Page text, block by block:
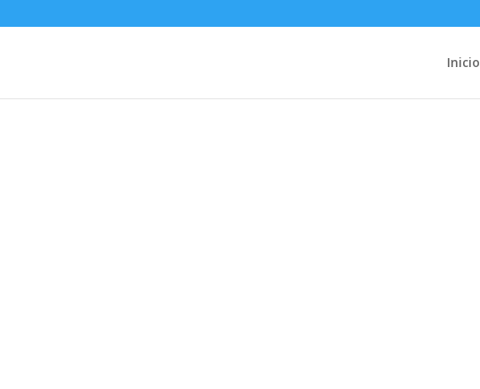
Inicio